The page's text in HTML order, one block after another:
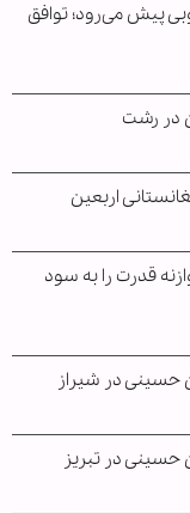
پیش می‌رود؛ توافق
در رشت
اربعین
قدرت را به سود
حسینی در شیراز
حسینی در تبریز